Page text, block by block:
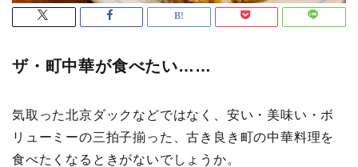
ザ・町中華が食べたい……
気取った北京ダックなどではなく、安い・美味い・ボ
リューミーの三拍子揃った、古き良き町の中華料理を
食べたくなるときがないでしょうか。